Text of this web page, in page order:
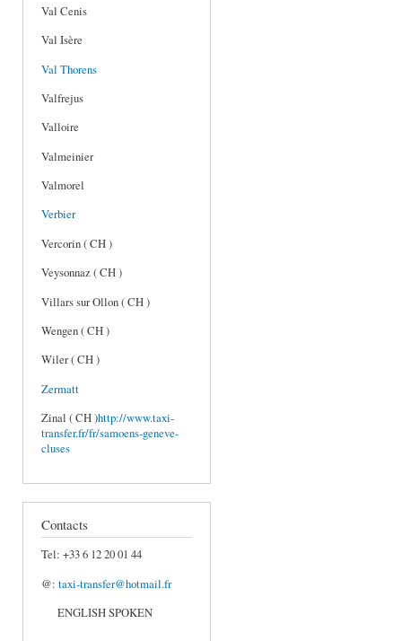
Val Cenis
Val Isère
Val Thorens
Valfrejus
Valloire
Valmeinier
Valmorel
Verbier
Vercorin ( CH )
Veysonnaz ( CH )
Villars sur Ollon ( CH )
Wengen ( CH )
Wiler ( CH )
Zermatt
Zinal ( CH )http://www.taxi-
transfer.fr/fr/samoens-geneve-
cluses
Contacts
Tel: +33 6 12 20 01 44
@: taxi-transfer@hotmail.fr
ENGLISH SPOKEN